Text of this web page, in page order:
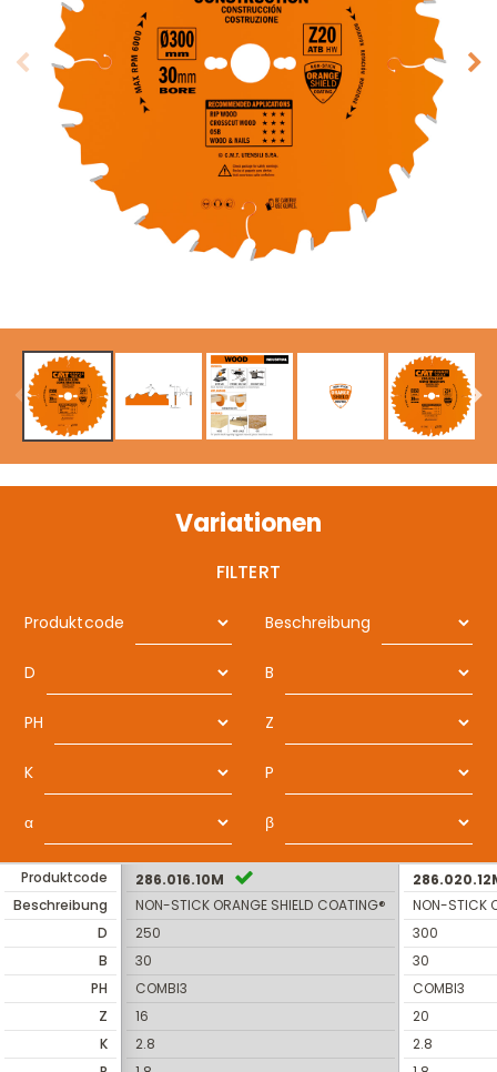
Variationen
FILTERT
Produktcode Beschreibung
D B
PH Z
K P
α β
Produktcode
Beschreibung
D
B
PH
Z
K
286.016.10M
NON-STICK ORANGE SHIELD COATING®
250
30
COMBI3
16
2.8
NON-STICK
300
30
COMBI3
20
2.8